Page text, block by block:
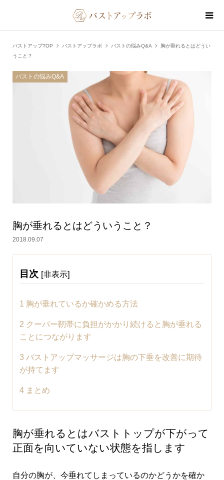
バストアップTOP バストアップラボ バストの悩みQ&A
胸が垂れるとはどうい
うこと？
バストの悩みQ&A
胸が垂れるとはどういうこと？
2018.09.07
目次 [非表示]
1 胸が垂れているか確かめる方法
2 クーパー靭帯に負担がかかり続けると胸が垂れる
ことにつながります
3 バストアップマッサージは胸の下垂を改善に期待
が持てます
4 まとめ
胸が垂れるとはバストトップが下がって
正面を向いていない状態を指します
自分の胸が、今垂れてしまっているのかどうかを確か